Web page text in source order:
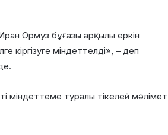
Ормуз бұғазы арқылы еркін
кіргізуге міндеттелді», – деп
міндеттеме туралы тікелей мәлімет